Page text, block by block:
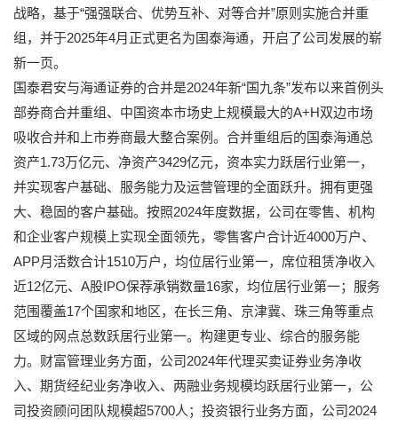
战略，基于“强强联合、优势互补、对等合并”原则实施合并重
组，并于2025年4月正式更名为国泰海通，开启了公司发展的崭
新一页。
国泰君安与海通证券的合并是2024年新“国九条”发布以来首例头
部券商合并重组、中国资本市场史上规模最大的A+H双边市场
吸收合并和上市券商最大整合案例。合并重组后的国泰海通总
资产1.73万亿元、净资产3429亿元，资本实力跃居行业第一，
并实现客户基础、服务能力及运营管理的全面跃升。拥有更强
大、稳固的客户基础。按照2024年度数据，公司在零售、机构
和企业客户规模上实现全面领先，零售客户合计近4000万户、
APP月活数合计1510万户，均位居行业第一，席位租赁净收入
近12亿元、A股IPO保荐承销数量16家，均位居行业第一；服务
范围覆盖17个国家和地区，在长三角、京津冀、珠三角等重点
区域的网点总数跃居行业第一。构建更专业、综合的服务能
力。财富管理业务方面，公司2024年代理买卖证券业务净收
入、期货经纪业务净收入、两融业务规模均跃居行业第一，公
司投资顾问团队规模超5700人；投资银行业务方面，公司2024